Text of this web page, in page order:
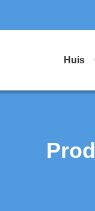
Huis